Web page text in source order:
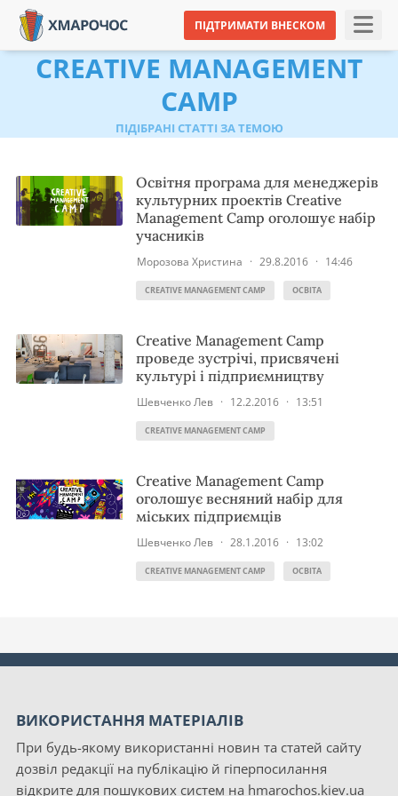
ПІДТРИМАТИ ВНЕСКОМ
CREATIVE MANAGEMENT
CAMP
ПІДІБРАНІ СТАТТІ ЗА ТЕМОЮ
Освітня програма для менеджерів
культурних проектів Creative
Management Camp оголошує набір
учасників
Морозова Христина · 29.8.2016 · 14:46
CREATIVE MANAGEMENT CAMP ОСВІТА
Creative Management Camp
проведе зустрічі, присвячені
культурі і підприємництву
Шевченко Лев · 12.2.2016 · 13:51
CREATIVE MANAGEMENT CAMP
Creative Management Camp
оголошує весняний набір для
міських підприємців
Шевченко Лев · 28.1.2016 · 13:02
CREATIVE MANAGEMENT CAMP ОСВІТА
ВИКОРИСТАННЯ МАТЕРІАЛІВ
При будь-якому використанні новин та статей сайту
дозвіл редакції на публікацію й гіперпосилання
відкрите для пошукових систем на hmarochos.kiev.ua